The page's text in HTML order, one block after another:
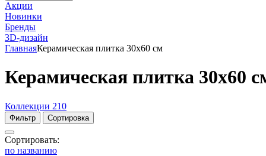
Акции
Новинки
Бренды
3D-дизайн
ГлавнаяКерамическая плитка 30x60 см
Керамическая плитка 30x60
Коллекции 210
Фильтр Сортировка
Сортировать:
по названию